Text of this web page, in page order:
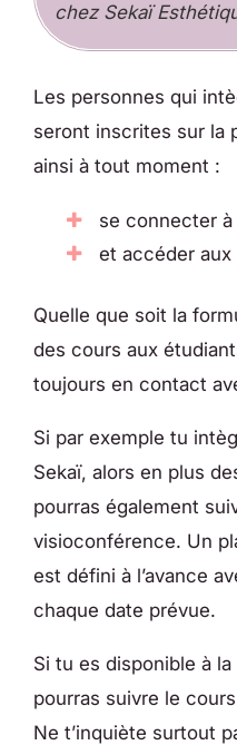
chez Sekaï
Les personnes qui
seront inscrites sur la
ainsi à tout moment :
se connecter
et accéder
Quelle que soit la
des cours aux
toujours en contact
Si par exemple tu
Sekaï, alors en plus
pourras également
visioconférence. Un
est défini à l’avance
chaque date prévue.
Si tu es disponible à
pourras suivre le
Ne t’inquiète surtout